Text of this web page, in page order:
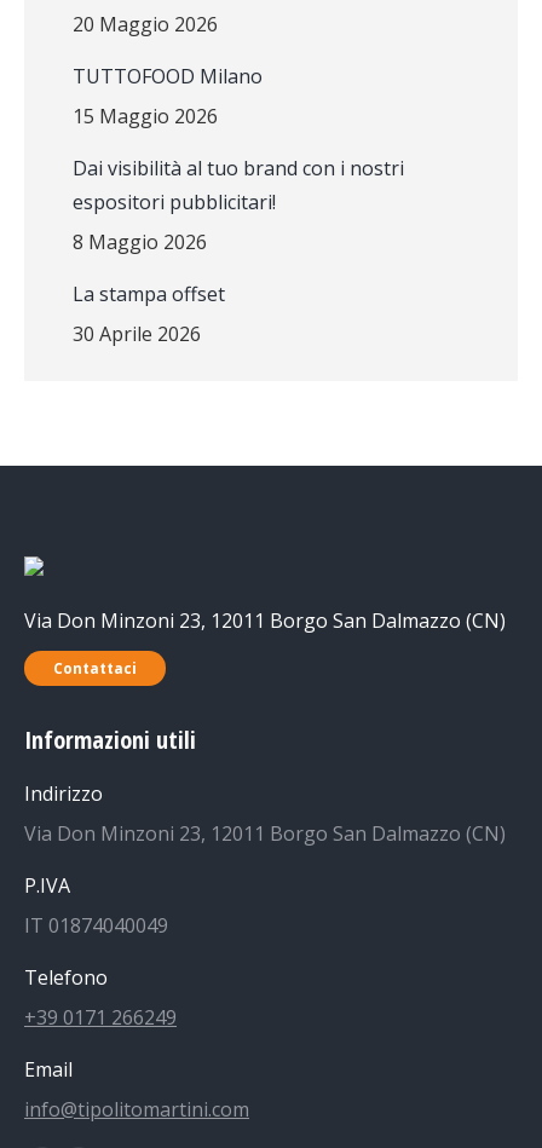
20 Maggio 2026
TUTTOFOOD Milano
15 Maggio 2026
Dai visibilità al tuo brand con i nostri
espositori pubblicitari!
8 Maggio 2026
La stampa offset
30 Aprile 2026
Via Don Minzoni 23, 12011 Borgo San Dalmazzo (CN)
Contattaci
Informazioni utili
Indirizzo
Via Don Minzoni 23, 12011 Borgo San Dalmazzo (CN)
P.IVA
IT 01874040049
Telefono
+39 0171 266249
Email
info@tipolitomartini.com